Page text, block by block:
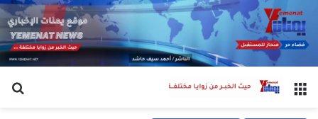
القائمة